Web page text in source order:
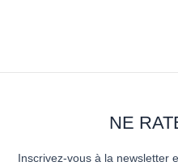
NE
Inscrivez-vous à la newsletter